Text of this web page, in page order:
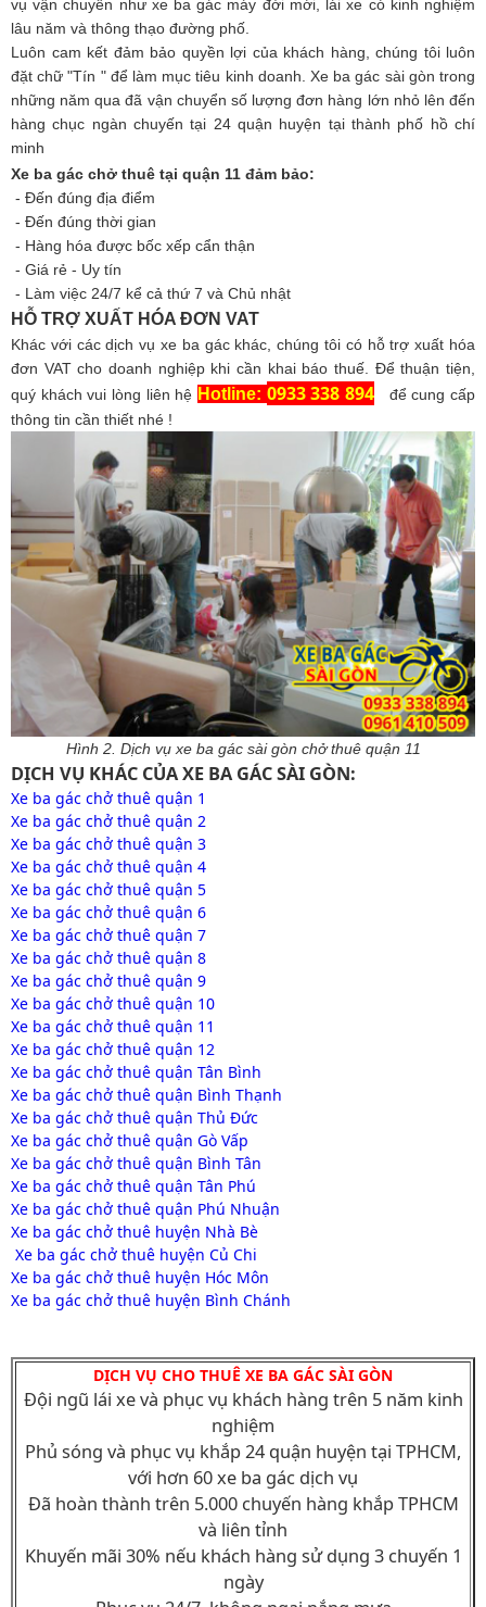
vụ vận chuyển như xe ba gác máy đời mới, lái xe có kinh nghiệm
lâu năm và thông thạo đường phố.
Luôn cam kết đảm bảo quyền lợi của khách hàng, chúng tôi luôn
đặt chữ "Tín " để làm mục tiêu kinh doanh. Xe ba gác sài gòn trong
những năm qua đã vận chuyển số lượng đơn hàng lớn nhỏ lên đến
hàng chục ngàn chuyến tại 24 quận huyện tại thành phố hồ chí
minh
Xe ba gác chở thuê tại quận 11 đảm bảo:
- Đến đúng địa điểm
- Đến đúng thời gian
- Hàng hóa được bốc xếp cẩn thận
- Giá rẻ - Uy tín
- Làm việc 24/7 kể cả thứ 7 và Chủ nhật
HỖ TRỢ XUẤT HÓA ĐƠN VAT
Khác với các dịch vụ xe ba gác khác, chúng tôi có hỗ trợ xuất hóa
đơn VAT cho doanh nghiệp khi cần khai báo thuế. Để thuận tiện,
quý khách vui lòng liên hệ Hotline: 0933 338 894
để cung cấp
thông tin cần thiết nhé !
Hình 2. Dịch vụ xe ba gác sài gòn chở thuê quận 11
DỊCH VỤ KHÁC CỦA XE BA GÁC SÀI GÒN:
Xe ba gác chở thuê quận 1
Xe ba gác chở thuê quận 2
Xe ba gác chở thuê quận 3
Xe ba gác chở thuê quận 4
Xe ba gác chở thuê quận 5
Xe ba gác chở thuê quận 6
Xe ba gác chở thuê quận 7
Xe ba gác chở thuê quận 8
Xe ba gác chở thuê quận 9
Xe ba gác chở thuê quận 10
Xe ba gác chở thuê quận 11
Xe ba gác chở thuê quận 12
Xe ba gác chở thuê quận Tân Bình
Xe ba gác chở thuê quận Bình Thạnh
Xe ba gác chở thuê quận Thủ Đức
Xe ba gác chở thuê quận Gò Vấp
Xe ba gác chở thuê quận Bình Tân
Xe ba gác chở thuê quận Tân Phú
Xe ba gác chở thuê quận Phú Nhuận
Xe ba gác chở thuê huyện Nhà Bè
Xe ba gác chở thuê huyện Củ Chi
Xe ba gác chở thuê huyện Hóc Môn
Xe ba gác chở thuê huyện Bình Chánh
DỊCH VỤ CHO THUÊ XE BA GÁC SÀI GÒN
Đội ngũ lái xe và phục vụ khách hàng trên 5 năm kinh
nghiệm
Phủ sóng và phục vụ khắp 24 quận huyện tại TPHCM,
với hơn 60 xe ba gác dịch vụ
Đã hoàn thành trên 5.000 chuyến hàng khắp TPHCM
và liên tỉnh
Khuyến mãi 30% nếu khách hàng sử dụng 3 chuyến 1
ngày